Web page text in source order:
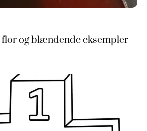
flor og blændende eksempler